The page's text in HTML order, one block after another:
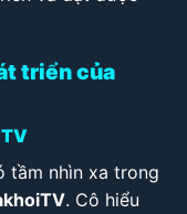
triển của
tầm nhìn xa trong
. Cô hiểu